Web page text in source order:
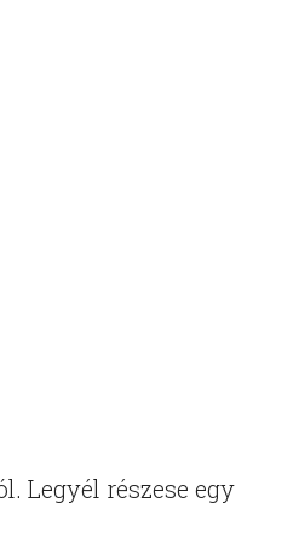
Legyél részese egy